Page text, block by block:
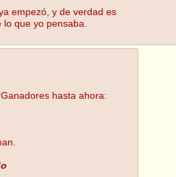
empezó, y de verdad es
lo que yo pensaba.
hasta ahora: